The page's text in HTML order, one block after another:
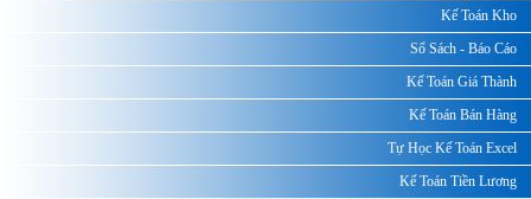
Kế Toán Kho
Sổ Sách - Báo Cáo
Kế Toán Giá Thành
Kế Toán Bán Hàng
Tự Học Kế Toán Excel
Kế Toán Tiền Lương